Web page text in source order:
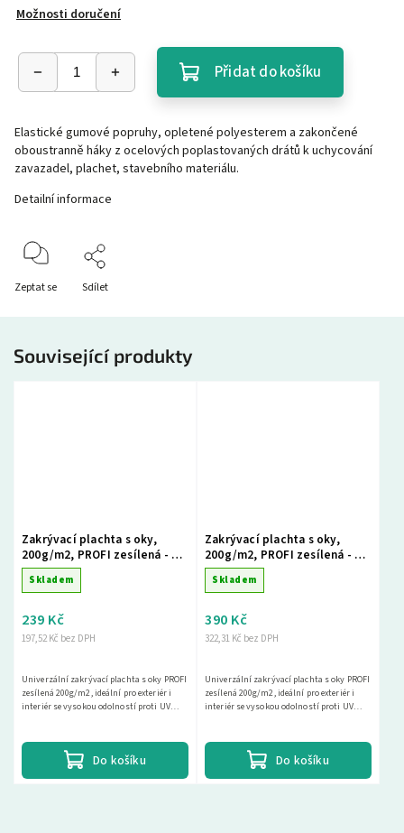
Možnosti doručení
Přidat do košíku
Elastické gumové popruhy, opletené polyesterem a zakončené
oboustranně háky z ocelových poplastovaných drátů k uchycování
zavazadel, plachet, stavebního materiálu.
Detailní informace
Zeptat se Sdílet
Související produkty
Zakrývací plachta s oky,
200g/m2, PROFI zesílená - 2 x
3m, zelená
Skladem
197,52 Kč bez DPH
239 Kč
Do košíku
Univerzální zakrývací plachta s oky PROFI
zesílená 200g/m2, ideální pro exteriér i
interiér se vysokou odolností proti UV
Zakrývací plachta s oky,
200g/m2, PROFI zesílená - 3 x
4m, šedá
Skladem
322,31 Kč bez DPH
390 Kč
Do košíku
Univerzální zakrývací plachta s oky PROFI
zesílená 200g/m2, ideální pro exteriér i
interiér se vysokou odolností proti UV